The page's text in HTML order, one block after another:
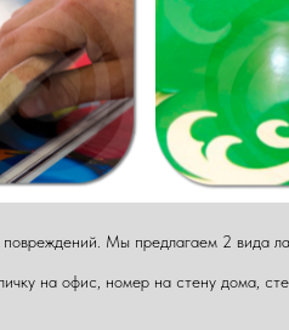
Мы предлагаем 2 вида
на офис, номер на стену дома,